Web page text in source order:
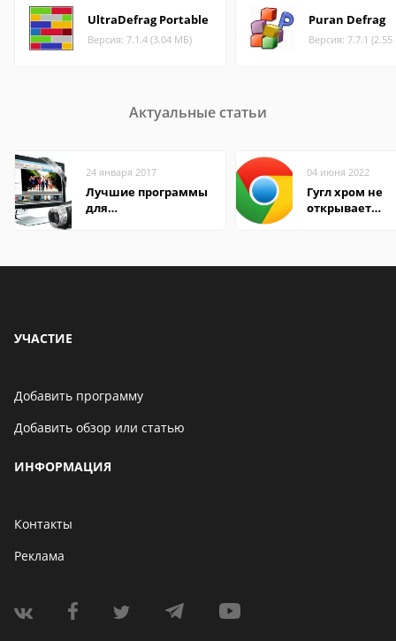
UltraDefrag Portable
Версия: 7.1.4 (3.04 МБ)
Puran Defrag
Версия: 7.7.1
Актуальные статьи
24 января 2017
Лучшие программы
для
04 июня 2022
Гугл хром не
открывает
УЧАСТИЕ
Добавить программу
Добавить обзор или статью
ИНФОРМАЦИЯ
Контакты
Реклама